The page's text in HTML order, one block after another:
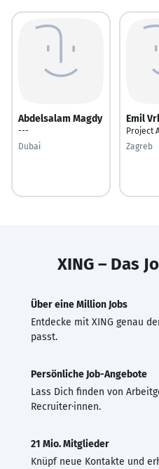
Abdelsalam Magdy
---
Dubai
Emil
Project
Zagreb
XING – Das
Über eine Million Jobs
Entdecke mit XING genau
passt.
Persönliche Job-Angebote
Lass Dich finden von
Recruiter·innen.
21 Mio. Mitglieder
Knüpf neue Kontakte und